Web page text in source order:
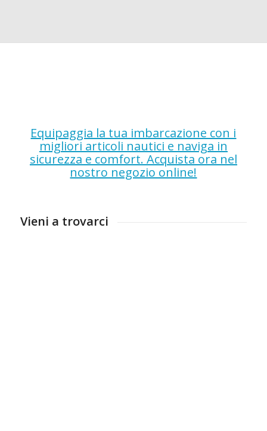
Equipaggia la tua imbarcazione con i
migliori articoli nautici e naviga in
sicurezza e comfort. Acquista ora nel
nostro negozio online!
Vieni a trovarci